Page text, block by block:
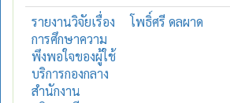
รายงานวิจัยเรื่อง
การศึกษาความ
พึงพอใจของผู้ใช้
บริการกองกลาง
สำนักงาน
โพธิ์ศรี ดลผาด